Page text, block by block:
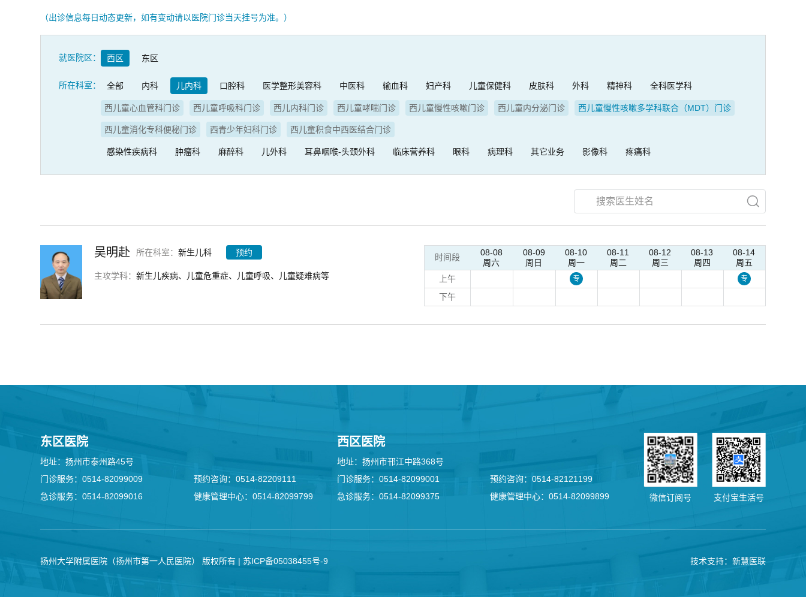
（出诊信息每日动态更新，如有变动请以医院门诊当天挂号为准。）
就医院区： 西区 东区
所在科室： 全部 内科 儿内科
西儿童心血管科门诊 西儿童呼吸科门诊 西儿内科门诊 西儿童哮喘门诊 西儿童慢性咳嗽门诊 西儿童内分泌门诊 西儿童慢性咳嗽多学科联合（MDT）门诊
西儿童消化专科便秘门诊 西青少年妇科门诊 西儿童积食中西医结合门诊
口腔科 医学整形美容科 中医科 输血科 妇产科 儿童保健科 皮肤科 外科 精神科 全科医学科
感染性疾病科 肿瘤科 麻醉科 儿外科 耳鼻咽喉-头颈外科 临床营养科 眼科 病理科 其它业务 影像科 疼痛科
吴明赴 所在科室：新生儿科 预约
主攻学科：新生儿疾病、儿童危重症、儿童呼吸、儿童疑难病等
时间段
08-08
周六
08-09
周日
08-10
周一
08-11
周二
08-12
周三
08-13
周四
08-14
周五
上午
专 专
下午
东区医院
地址：扬州市泰州路45号
门诊服务：0514-82099009
急诊服务：0514-82099016
预约咨询：0514-82209111
健康管理中心：0514-82099799
西区医院
地址：扬州市邗江中路368号
门诊服务：0514-82099001
急诊服务：0514-82099375
预约咨询：0514-82121199
健康管理中心：0514-82099899
微信订阅号 支付宝生活号
扬州大学附属医院（扬州市第一人民医院） 版权所有 |苏ICP备05038455号-9 技术支持：新慧医联